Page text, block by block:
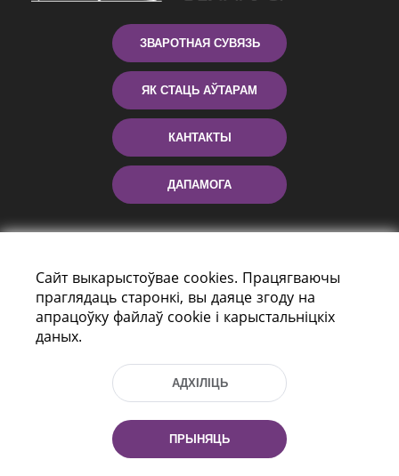
ЗВАРОТНАЯ СУВЯЗЬ
ЯК СТАЦЬ АЎТАРАМ
КАНТАКТЫ
ДАПАМОГА
г. Мiнск, Рэспубліка Беларусь, 220114
Тэл.: (+375 17) 368 37 37, Факс: (+375 17)
Эл. пошта: inbox@nlb.by
Сайт выкарыстоўвае cookies. Працягваючы
праглядаць старонкі, вы даяце згоду на
апрацоўку файлаў cookie і карыстальніцкіх
даных.
АДХІЛІЦЬ
ПРЫНЯЦЬ